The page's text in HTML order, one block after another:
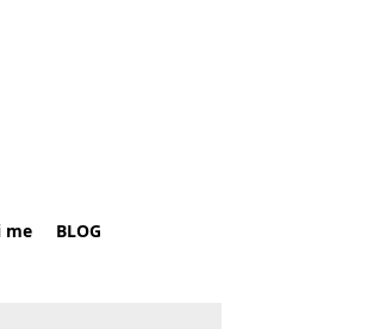
me BLOG